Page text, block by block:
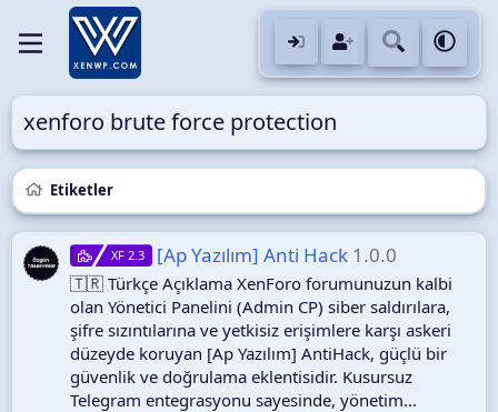
xenforo brute force protection
Etiketler
XF 2.3 [Ap Yazılım] Anti Hack 1.0.0
🇹🇷 Türkçe Açıklama XenForo forumunuzun kalbi
olan Yönetici Panelini (Admin CP) siber saldırılara,
şifre sızıntılarına ve yetkisiz erişimlere karşı askeri
düzeyde koruyan [Ap Yazılım] AntiHack, güçlü bir
güvenlik ve doğrulama eklentisidir. Kusursuz
Telegram entegrasyonu sayesinde, yönetim...